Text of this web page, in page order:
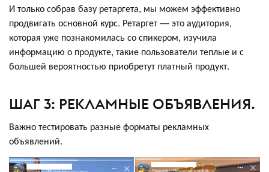
И только собрав базу ретаргета, мы можем эффективно
продвигать основной курс. Ретаргет — это аудитория,
которая уже познакомилась со спикером, изучила
информацию о продукте, такие пользователи теплые и с
большей вероятностью приобретут платный продукт.
ШАГ 3: РЕКЛАМНЫЕ ОБЪЯВЛЕНИЯ.
Важно тестировать разные форматы рекламных
объявлений.